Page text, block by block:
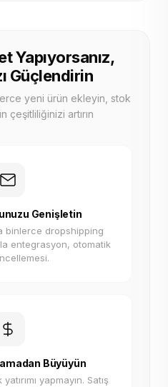
Yapıyorsanız,
Güçlendirin
yeni ürün ekleyin, stok
çeşitliliğinizi artırın
Genişletin
binlerce dropshipping
entegrasyon, otomatik
Büyüyün
yapmayın. Satış